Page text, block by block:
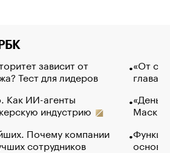
зависит от
Тест для лидеров
Как ИИ-агенты
индустрию
Почему компании
сотрудников
«От
глава
Маск в
основ